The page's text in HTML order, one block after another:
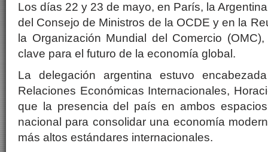
Los días 22 y 23 de mayo, en París, la
del Consejo de Ministros de la OCDE y en la
la Organización Mundial del Comercio
clave para el futuro de la economía global.
La delegación argentina estuvo
Relaciones Económicas Internacionales,
que la presencia del país en ambos
nacional para consolidar una economía
más altos estándares internacionales.